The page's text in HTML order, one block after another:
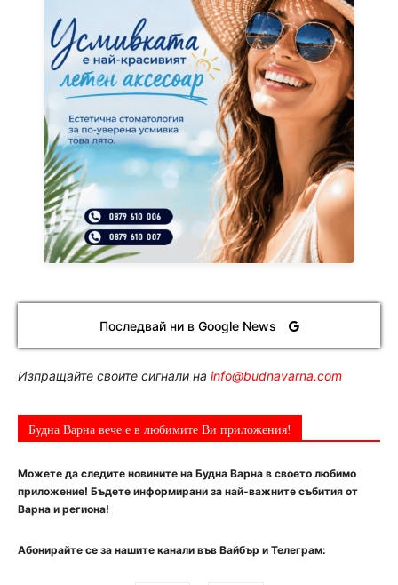
Последвай ни в Google News
Изпращайте своите сигнали на info@budnavarna.com
Будна Варна вече е в любимите Ви приложения!
Можете да следите новините на Будна Варна в своето любимо
приложение! Бъдете информирани за най-важните събития от
Варна и региона!
Абонирайте се за нашите канали във Вайбър и Телеграм: